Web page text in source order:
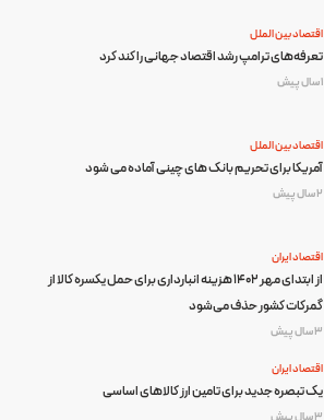
اقتصاد بین الملل
تعرفه‌های ترامپ رشد اقتصاد جهانی را کند کرد
1 سال پیش
اقتصاد بین الملل
آمریکا برای تحریم بانک های چینی آماده می شود
2 سال پیش
اقتصاد ایران
از ابتدای مهر 1402 هزینه انبارداری برای حمل یکسره کالا از
گمرکات کشور حذف می‌شود
3 سال پیش
اقتصاد ایران
یک تبصره جدید برای تامین ارز کالاهای اساسی